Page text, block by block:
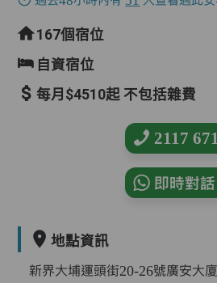
167個宿位
自資宿位
每月$4510起 不包括雜費
2117
即時對話
地點資訊
新界大埔運頭街20-26號廣安大